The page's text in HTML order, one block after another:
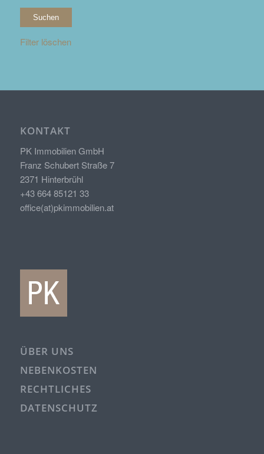
Filter löschen
KONTAKT
PK Immobilien GmbH
Franz Schubert Straße 7
2371 Hinterbrühl
+43 664 85121 33
office(at)pkimmobilien.at
ÜBER UNS
NEBENKOSTEN
RECHTLICHES
DATENSCHUTZ